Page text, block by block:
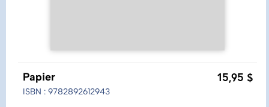
Papier
ISBN : 9782892612943
15,95 $